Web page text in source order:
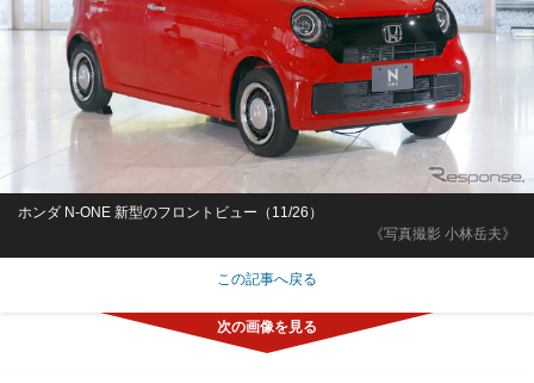
《写真撮影 小林岳夫》
ホンダ N-ONE 新型のフロントビュー（11/26）
この記事へ戻る